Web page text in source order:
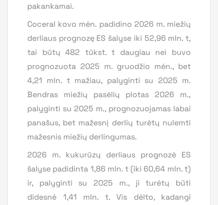
pakankamai.
Coceral kovo mėn. padidino 2026 m. miežių
derliaus prognozę ES šalyse iki 52,96 mln. t,
tai būtų 482 tūkst. t daugiau nei buvo
prognozuota 2025 m. gruodžio mėn., bet
4,21 mln. t mažiau, palyginti su 2025 m.
Bendras miežių pasėlių plotas 2026 m.,
palyginti su 2025 m., prognozuojamas labai
panašus, bet mažesnį derlių turėtų nulemti
mažesnis miežių derlingumas.
2026 m. kukurūzų derliaus prognozė ES
šalyse padidinta 1,86 mln. t (iki 60,64 mln. t)
ir, palyginti su 2025 m., ji turėtų būti
didesnė 1,41 mln. t. Vis dėlto, kadangi